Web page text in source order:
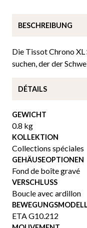
Die Tissot Chrono
suchen, der der
GEWICHT
0.8 kg
KOLLEKTION
Collections spéciales
GEHÄUSEOPTIONEN
Fond de boîte gravé
VERSCHLUSS
Boucle avec ardillon
ETA G10.212
BESCHREIBUNG
DÉTAILS